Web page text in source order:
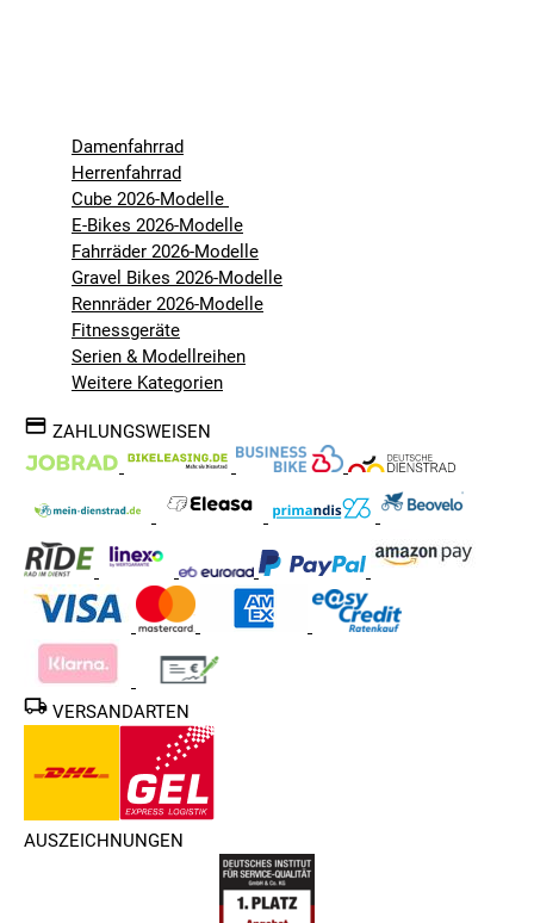
Damenfahrrad
Herrenfahrrad
Cube 2026-Modelle
E-Bikes 2026-Modelle
Fahrräder 2026-Modelle
Gravel Bikes 2026-Modelle
Rennräder 2026-Modelle
Fitnessgeräte
Serien & Modellreihen
Weitere Kategorien
ZAHLUNGSWEISEN
VERSANDARTEN
AUSZEICHNUNGEN